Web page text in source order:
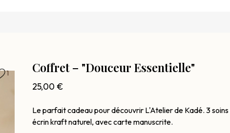
1 Coffret – "Douceur Essentielle"
25,00 €
Le parfait cadeau pour découvrir L'Atelier de Kadé. 3
écrin kraft naturel, avec carte manuscrite.